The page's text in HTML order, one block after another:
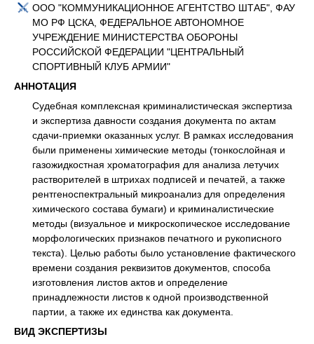
ООО "КОММУНИКАЦИОННОЕ АГЕНТСТВО ШТАБ", ФАУ
МО РФ ЦСКА, ФЕДЕРАЛЬНОЕ АВТОНОМНОЕ
УЧРЕЖДЕНИЕ МИНИСТЕРСТВА ОБОРОНЫ
РОССИЙСКОЙ ФЕДЕРАЦИИ "ЦЕНТРАЛЬНЫЙ
СПОРТИВНЫЙ КЛУБ АРМИИ"
АННОТАЦИЯ
Судебная комплексная криминалистическая экспертиза
и экспертиза давности создания документа по актам
сдачи-приемки оказанных услуг. В рамках исследования
были применены химические методы (тонкослойная и
газожидкостная хроматография для анализа летучих
растворителей в штрихах подписей и печатей, а также
рентгеноспектральный микроанализ для определения
химического состава бумаги) и криминалистические
методы (визуальное и микроскопическое исследование
морфологических признаков печатного и рукописного
текста). Целью работы было установление фактического
времени создания реквизитов документов, способа
изготовления листов актов и определение
принадлежности листов к одной производственной
партии, а также их единства как документа.
ВИД ЭКСПЕРТИЗЫ